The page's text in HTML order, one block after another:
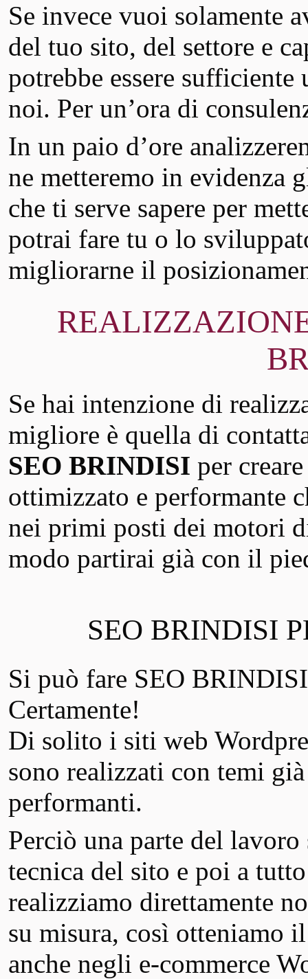
Se invece vuoi solamente
del tuo sito, del settore e
potrebbe essere sufficiente
noi. Per un’ora di
In un paio d’ore
ne metteremo in evidenza
che ti serve sapere per
potrai fare tu o lo
migliorarne il
Se hai intenzione di
migliore è quella di
SEO BRINDISI per
ottimizzato e performante
nei primi posti dei motori
modo partirai già con il
SEO BRINDISI
Si può fare SEO
Certamente!
Di solito i siti web
sono realizzati con temi
performanti.
Perciò una parte del
tecnica del sito e poi a
realizziamo direttamente
su misura, così otteniamo
anche negli e-commerce